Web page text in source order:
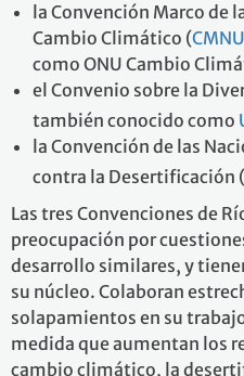
la Convención Marco de
Cambio Climático (
como ONU Cambio
el Convenio sobre la
también conocido como
la Convención de las
contra la Desertificación (
Las tres Convenciones de
preocupación por
desarrollo similares, y
su núcleo. Colaboran
solapamientos en su
medida que aumentan los
cambio climático, la